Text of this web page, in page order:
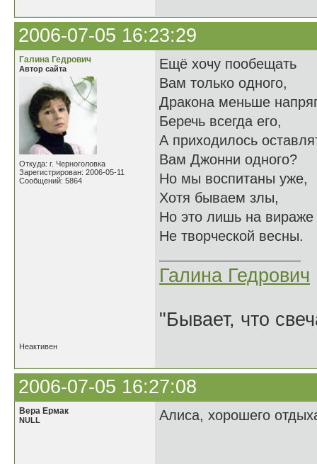
2006-07-05 16:23:29
Галина Гедрович
Автор сайта
Откуда: г. Черноголовка
Зарегистрирован: 2006-05-11
Сообщений: 5864
Ещё хочу пообещать
Вам только одного,
Дракона меньше
Беречь всегда его,
А приходилось
Вам Джонни одного?
Но мы воспитаны уже,
Хотя бываем злы,
Но это лишь на вираже
Не творческой весны.
Галина Гедрович
"Бывает, что
Неактивен
2006-07-05 16:27:08
Вера Ермак
NULL Алиса, хорошего